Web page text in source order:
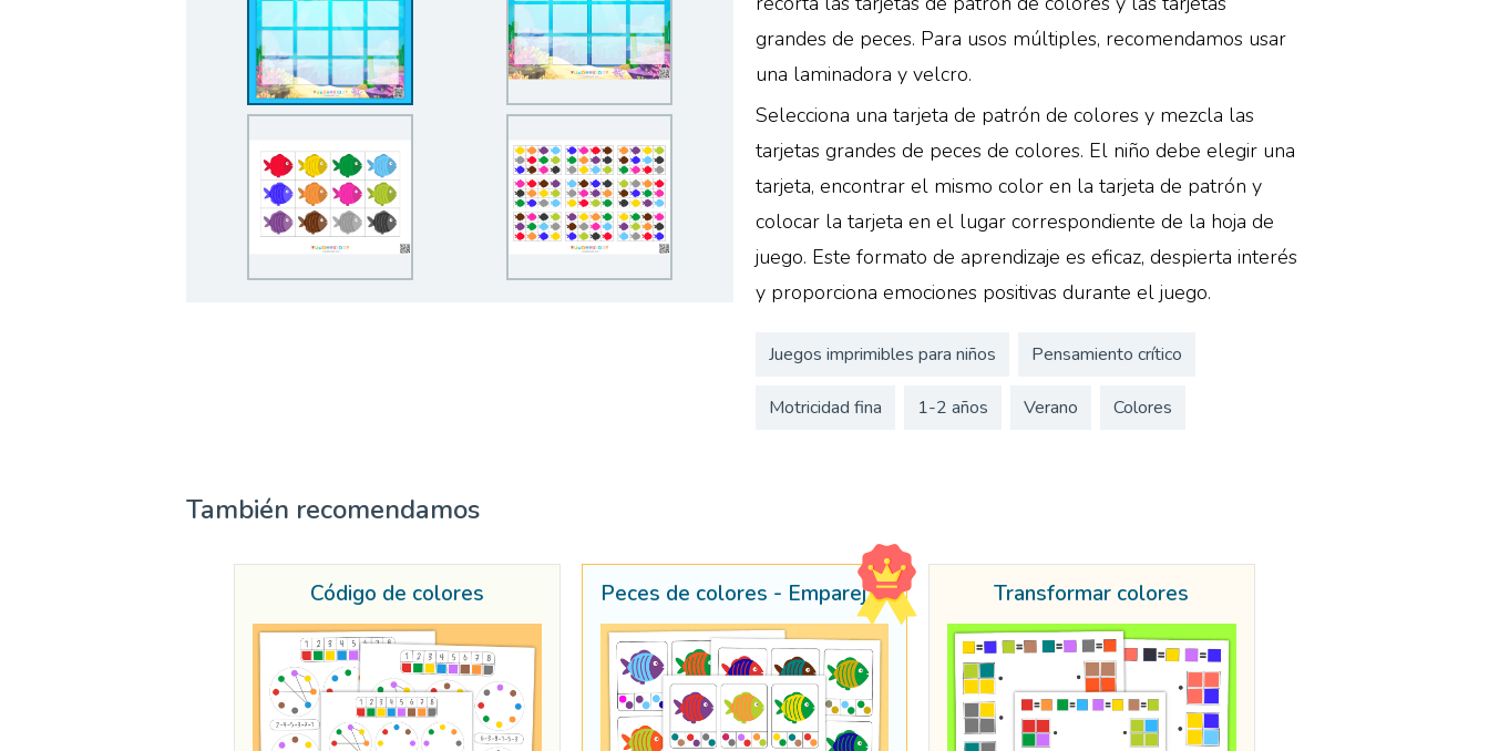
grandes de peces. Para usos múltiples, recomendamos usar
una laminadora y velcro.
Selecciona una tarjeta de patrón de colores y mezcla las
tarjetas grandes de peces de colores. El niño debe elegir una
tarjeta, encontrar el mismo color en la tarjeta de patrón y
colocar la tarjeta en el lugar correspondiente de la hoja de
juego. Este formato de aprendizaje es eficaz, despierta interés
y proporciona emociones positivas durante el juego.
Juegos imprimibles para niños Pensamiento crítico
Motricidad fina 1-2 años Verano Colores
También recomendamos
Código de colores Peces de colores - Emparejar colores Transformar colores